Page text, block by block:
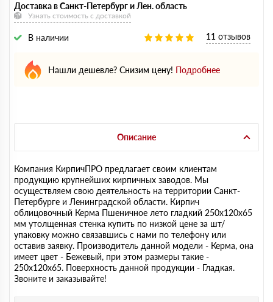
Доставка в Санкт-Петербург и Лен. область
Узнать стоимость с доставкой
В наличии 11 отзывов
Нашли дешевле? Снизим цену! Подробнее
Описание
Компания КирпичПРО предлагает своим клиентам
продукцию крупнейших кирпичных заводов. Мы
осуществляем свою деятельность на территории Санкт-
Петербурге и Ленинградской области. Кирпич
облицовочный Керма Пшеничное лето гладкий 250х120х65
мм утолщенная стенка купить по низкой цене за шт/
упаковку можно связавшись с нами по телефону или
оставив заявку. Производитель данной модели - Керма, она
имеет цвет - Бежевый, при этом размеры такие -
250х120х65. Поверхность данной продукции - Гладкая.
Звоните и заказывайте!